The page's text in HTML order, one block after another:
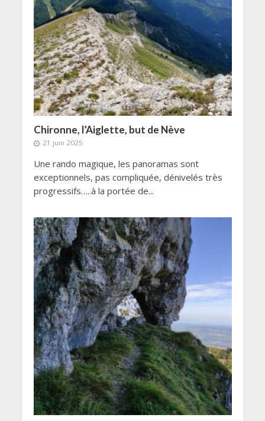
Chironne, l’Aiglette, but de Nève
21 juin 2025
Une rando magique, les panoramas sont
exceptionnels, pas compliquée, dénivelés très
progressifs…..à la portée de...